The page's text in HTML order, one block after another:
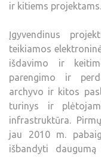
ir kitiems projektams.
Įgyvendinus
teikiamos
išdavimo ir
parengimo ir
archyvo ir kitos
turinys ir
infrastruktūra.
jau 2010 m.
išbandyti